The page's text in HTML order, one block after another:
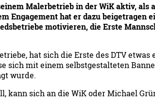
Malerbetrieb in der WiK aktiv, als
Engagement hat er dazu beigetragen
motivieren, die Erste
hat sich die Erste des DTV etwas
sich mit einem selbstgestalteten
wurde.
kann sich an die WiK oder Michael